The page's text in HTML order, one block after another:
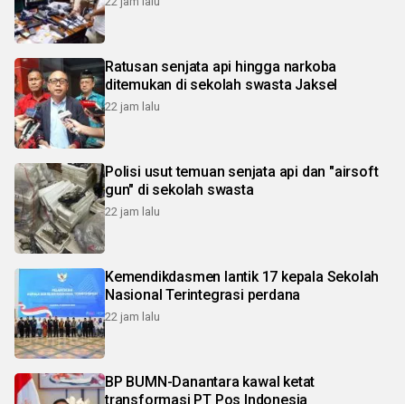
Ratusan senjata api hingga narkoba
ditemukan di sekolah swasta Jaksel
22 jam lalu
Polisi usut temuan senjata api dan "airsoft
gun" di sekolah swasta
22 jam lalu
Kemendikdasmen lantik 17 kepala Sekolah
Nasional Terintegrasi perdana
22 jam lalu
BP BUMN-Danantara kawal ketat
transformasi PT Pos Indonesia